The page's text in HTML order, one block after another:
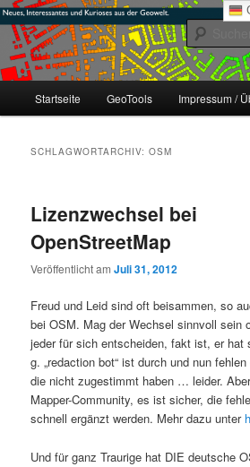
Zum
primären
Inhalt
springen
Zum
sekundären
Inhalt
springen#geoObserver
mikeE's GeoBlog
Startseite GeoTools Impressum /
SCHLAGWORTARCHIV:OSM
Lizenzwechsel bei
OpenStreetMap
Veröffentlicht amJuli 31, 2012
Freud und Leid sind oft beisammen, so
bei OSM. Mag der Wechsel sinnvoll sein
jeder für sich entscheiden, fakt ist, er hat
g. „redaction bot“ ist durch und nun
die nicht zugestimmt haben … leider.
Mapper-Community, es ist sicher, die
schnell ergänzt werden. Mehr dazu unter
Und für ganz Traurige hat DIE deutsche